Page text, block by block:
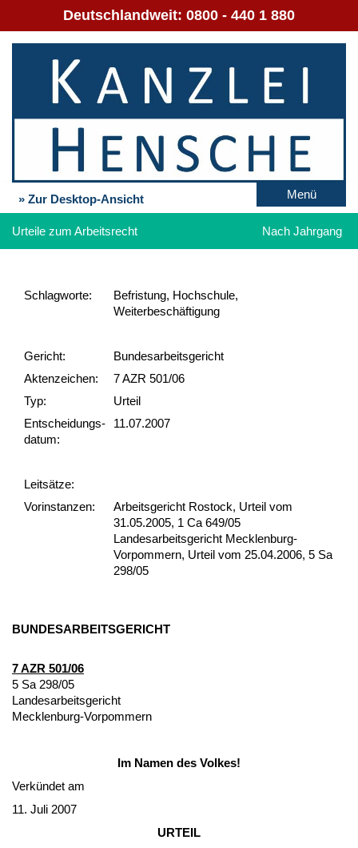
Deutschlandweit: 0800 - 440 1 880
» Zur Desktop-Ansicht Menü
Urteile zum Arbeitsrecht Nach Jahrgang
Schlag­worte:
Befristung, Hochschule,
Weiterbeschäftigung
Gericht:
Bundesarbeitsgericht
Akten­zeichen:
7 AZR 501/06
Typ:
Urteil
Ent­scheid­ungs­
datum:
11.07.2007
Leit­sätze:
Vor­ins­tan­zen:
Arbeitsgericht Rostock, Urteil vom
31.05.2005, 1 Ca 649/05
Landesarbeitsgericht Mecklenburg-
Vorpommern, Urteil vom 25.04.2006, 5 Sa
298/05
BUN­DES­AR­BEITS­GERICHT
7 AZR 501/06
5 Sa 298/05
Lan­des­ar­beits­ge­richt
Meck­len­burg-Vor­pom­mern
Im Na­men des Vol­kes!
Verkündet am
11. Ju­li 2007
UR­TEIL